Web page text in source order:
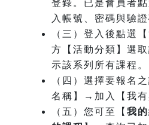
登錄。已是會員者
入帳號、密碼與驗
（三）登入後點選
方【活動分類】選
示該系列所有課程。
（四）選擇要報名
名稱】→加入【我有
（五）您可至【 我